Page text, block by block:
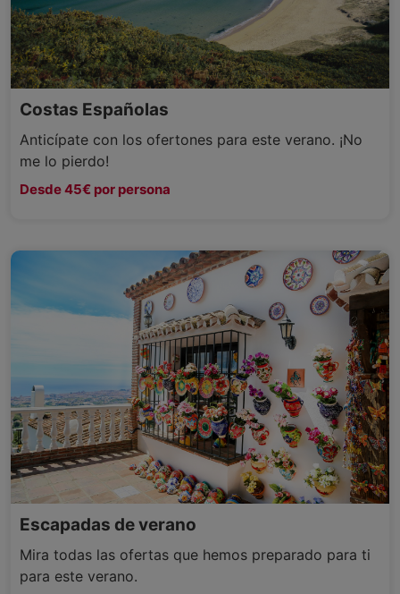
Costas Españolas
Anticípate con los ofertones para este verano. ¡No
me lo pierdo!
Desde 45€ por persona
Escapadas de verano
Mira todas las ofertas que hemos preparado para ti
para este verano.